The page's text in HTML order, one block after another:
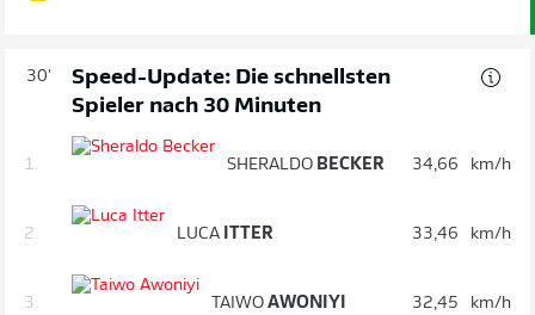
30'
Speed-Update: Die schnellsten
Spieler nach 30 Minuten
1. SHERALDO BECKER 34,66 km/h
2. LUCA ITTER 33,46 km/h
3. TAIWO AWONIYI 32,45 km/h